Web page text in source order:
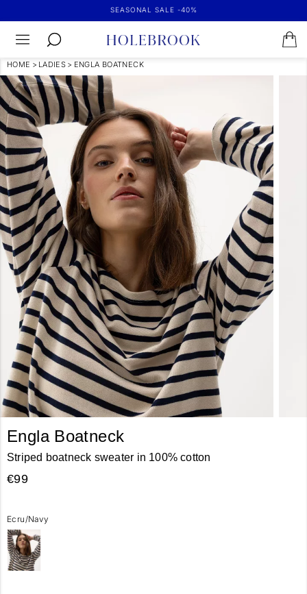
SEASONAL SALE -40%
HOME > LADIES > ENGLA BOATNECK
Engla Boatneck
Striped boatneck sweater in 100% cotton
€99
Ecru/Navy